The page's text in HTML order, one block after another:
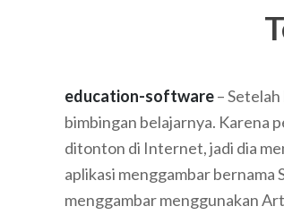
education-software–
bimbingan belajarnya. Karena
ditonton di Internet, jadi dia
aplikasi menggambar
menggambar menggunakan